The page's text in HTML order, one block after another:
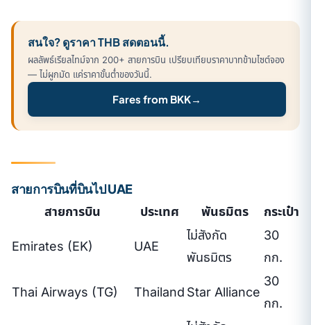
สนใจ? ดูราคา THB สดตอนนี้.
ผลลัพธ์เรียลไทม์จาก 200+ สายการบิน เปรียบเทียบราคาบาทข้ามไซต์จอง
— ไม่ผูกมัด แค่ราคาขั้นต่ำของวันนี้.
Fares from BKK→
สายการบินที่บินไป UAE
สายการบิน ประเทศ พันธมิตร กระเป๋า
Emirates (EK) UAE
ไม่สังกัด
พันธมิตร
30
กก.
Thai Airways (TG) Thailand Star Alliance
30
กก.